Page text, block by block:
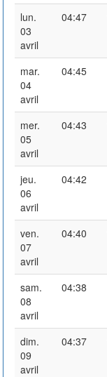
lun.
03
avril
04:47
mar.
04
avril
04:45
mer.
05
avril
04:43
jeu.
06
avril
04:42
ven.
07
avril
04:40
sam.
08
avril
04:38
dim.
09
avril
04:37